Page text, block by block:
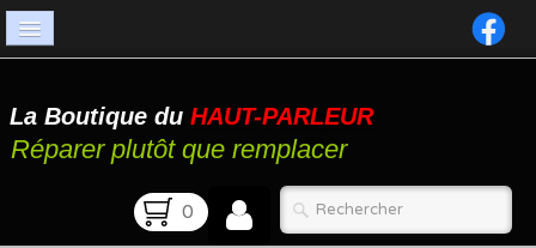
Catalogue
Atelier
La Boutique du HAUT-PARLEUR
Réparer plutôt que remplacer
0